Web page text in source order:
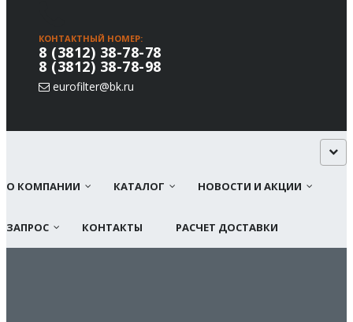
КОНТАКТНЫЙ НОМЕР:
8 (3812) 38-78-78
8 (3812) 38-78-98
eurofilter@bk.ru
О КОМПАНИИ КАТАЛОГ НОВОСТИ И АКЦИИ
ЗАПРОС КОНТАКТЫ РАСЧЕТ ДОСТАВКИ